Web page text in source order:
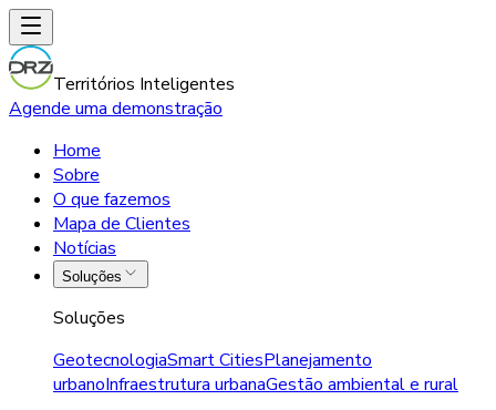
Territórios Inteligentes
Agende uma demonstração
Home
Sobre
O que fazemos
Mapa de Clientes
Notícias
Soluções
Soluções
GeotecnologiaSmart CitiesPlanejamento
urbanoInfraestrutura urbanaGestão ambiental e rural